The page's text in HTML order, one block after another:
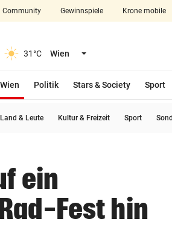
closeSchließen
arrow_right
Community Gewinnspiele Krone mobile
31°C Wien Menü aufklappen
Wien
Politik
Stars & Society Sport
Land & Leute Kultur & Freizeit Sport
ein
Fest hin